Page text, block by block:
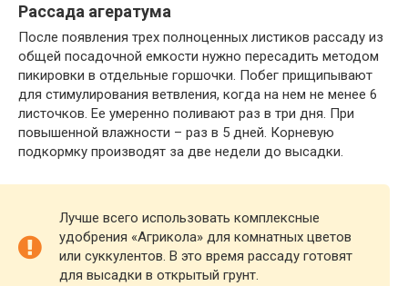
Рассада агератума
После появления трех полноценных листиков рассаду из
общей посадочной емкости нужно пересадить методом
пикировки в отдельные горшочки. Побег прищипывают
для стимулирования ветвления, когда на нем не менее 6
листочков. Ее умеренно поливают раз в три дня. При
повышенной влажности – раз в 5 дней. Корневую
подкормку производят за две недели до высадки.
Лучше всего использовать комплексные
удобрения «Агрикола» для комнатных цветов
или суккулентов. В это время рассаду готовят
для высадки в открытый грунт.